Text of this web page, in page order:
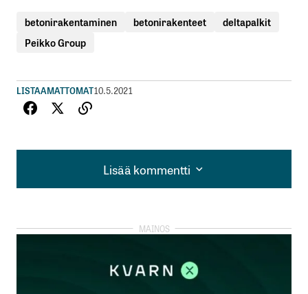
betonirakentaminen betonirakenteet
deltapalkit
Peikko Group
LISTAAMATTOMAT10.5.2021
Lisää kommentti
Lisää kommentti
kirjautua
rekisteröityä